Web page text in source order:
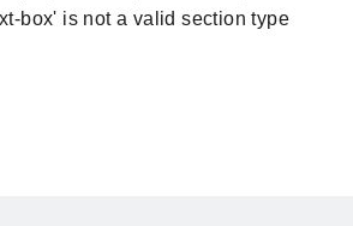
box' is not a valid section type